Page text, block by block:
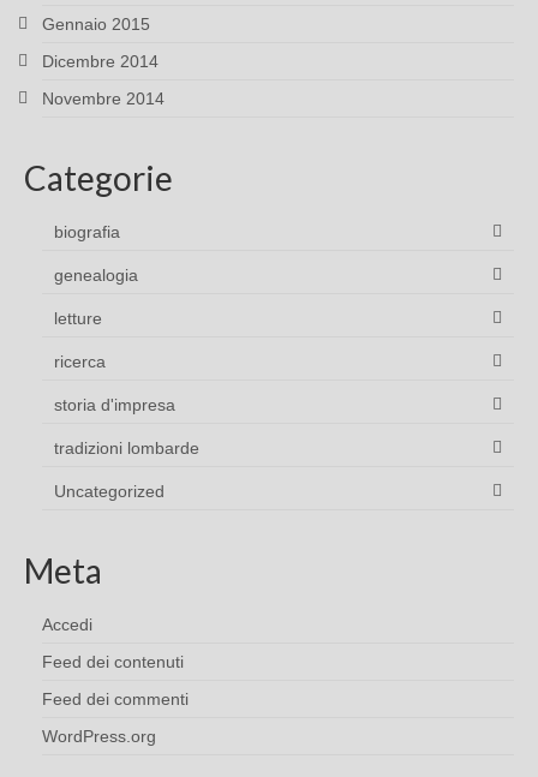
Gennaio 2015
Dicembre 2014
Novembre 2014
Categorie
biografia
genealogia
letture
ricerca
storia d'impresa
tradizioni lombarde
Uncategorized
Meta
Accedi
Feed dei contenuti
Feed dei commenti
WordPress.org